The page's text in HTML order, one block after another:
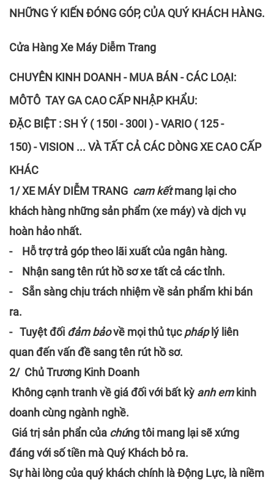
NHỮNG Ý KIẾN ĐÓNG GÓP, CỦA QUÝ KHÁCH HÀNG.
Cửa Hàng Xe Máy Diễm Trang
CHUYÊN KINH DOANH - MUA BÁN - CÁC LOẠI:
MÔTÔ TAY GA CAO CẤP NHẬP KHẨU:
ĐẶC BIỆT : SH Ý ( 150I - 300I ) - VARIO ( 125 -
150) - VISION ... VÀ TẤT CẢ CÁC DÒNG XE CAO CẤP
KHÁC
1/ XE MÁY DIỄM TRANG cam kếtmang lại cho
khách hàng những sản phẩm (xe máy) và dịch vụ
hoàn hảo nhất.
- Hỗ trợ trả góp theo lãi xuất của ngân hàng.
- Nhận sang tên rút hồ sơ xe tất cả các tỉnh.
- Sẵn sàng chịu trách nhiệm về sản phẩm khi bán
ra.
- Tuyệt đối đảm bảovề mọi thủ tụcpháplý liên
quan đến vấn đề sang tên rút hồ sơ.
2/ Chủ Trương Kinh Doanh
Không cạnh tranh về giá đối với bất kỳ anh emkinh
doanh cùng ngành nghề.
Giá trị sản phẩn của chúng tôi mang lại sẽ xứng
đáng với số tiền mà Quý Khách bỏ ra.
Sự hài lòng của quý khách chính là Động Lực, là niềm